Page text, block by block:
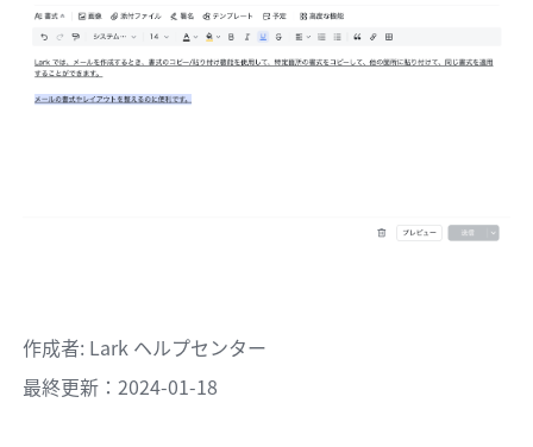
作成者: Lark ヘルプセンター
最終更新：2024-01-18